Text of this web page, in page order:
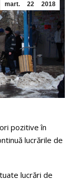
mart. 22 2018
pozitive în
lucrările de
lucrări de